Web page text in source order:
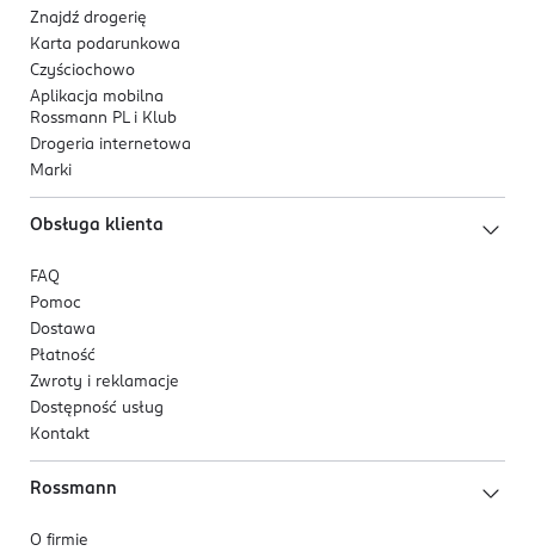
Znajdź drogerię
Karta podarunkowa
Czyściochowo
Aplikacja mobilna
Rossmann PL i Klub
Drogeria internetowa
Marki
Obsługa klienta
FAQ
Pomoc
Dostawa
Płatność
Zwroty i reklamacje
Dostępność usług
Kontakt
Rossmann
O firmie